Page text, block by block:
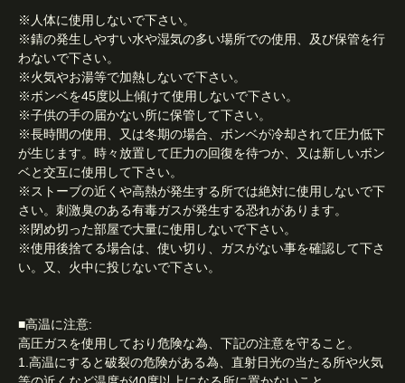
※人体に使用しないで下さい。
※錆の発生しやすい水や湿気の多い場所での使用、及び保管を行
わないで下さい。
※火気やお湯等で加熱しないで下さい。
※ボンベを45度以上傾けて使用しないで下さい。
※子供の手の届かない所に保管して下さい。
※長時間の使用、又は冬期の場合、ボンベが冷却されて圧力低下
が生じます。時々放置して圧力の回復を待つか、又は新しいボン
ベと交互に使用して下さい。
※ストーブの近くや高熱が発生する所では絶対に使用しないで下
さい。刺激臭のある有毒ガスが発生する恐れがあります。
※閉め切った部屋で大量に使用しないで下さい。
※使用後捨てる場合は、使い切り、ガスがない事を確認して下さ
い。又、火中に投じないで下さい。
■高温に注意:
高圧ガスを使用しており危険な為、下記の注意を守ること。
1.高温にすると破裂の危険がある為、直射日光の当たる所や火気